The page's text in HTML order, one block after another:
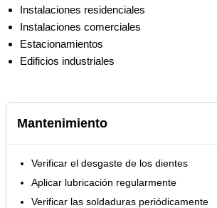
Instalaciones residenciales
Instalaciones comerciales
Estacionamientos
Edificios industriales
Mantenimiento
Verificar el desgaste de los dientes
Aplicar lubricación regularmente
Verificar las soldaduras periódicamente